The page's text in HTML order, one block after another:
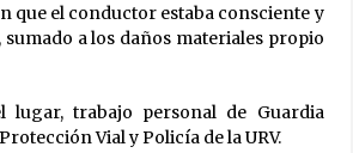
y González entregaron aportes
en Ceres y recorrieron
Municipalidad de San Guillermo realizó una
que el conductor estaba consciente y
sumado a los daños materiales propio
lugar, trabajo personal de Guardia
Vial y Policía de la URV.